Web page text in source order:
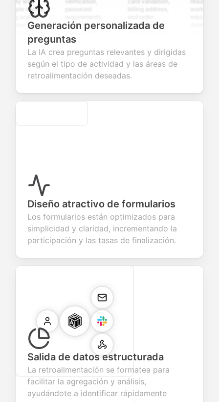
choice,
ended
valuable
about
products or
and profile
fields for
account
creation.
summary
commerce
transactions.
questions for
efficient
candidate
Generación personalizada de
preguntas
La IA crea preguntas relevantes y dirigidas
según el tipo de actividad y las áreas de
retroalimentación deseadas.
Secure
Diseño atractivo de formularios
Los formularios están optimizados para
simplicidad y claridad, incrementando la
participación y las tasas de finalización.
Salida de datos estructurada
La retroalimentación se formatea para
facilitar la agregación y análisis,
ayudándote a identificar rápidamente